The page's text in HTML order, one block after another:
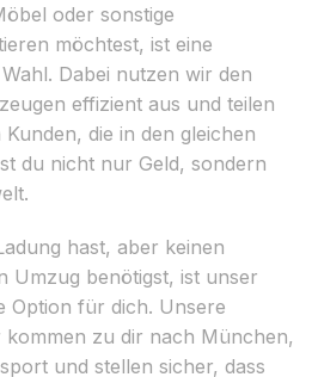
oder sonstige
möchtest, ist eine
Dabei nutzen wir den
effizient aus und teilen
die in den gleichen
du nicht nur Geld, sondern
hast, aber keinen
Umzug benötigst, ist unser
Option für dich. Unsere
zu dir nach München,
und stellen sicher, dass